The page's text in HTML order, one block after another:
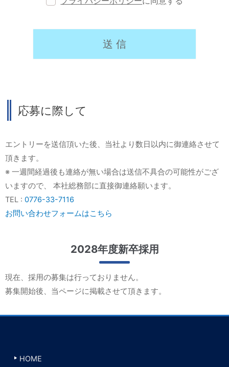
応募に際して
エントリーを送信頂いた後、当社より数日以内に御連絡させて
頂きます。
※ 一週間経過後も連絡が無い場合は送信不具合の可能性がござ
いますので、 本社総務部に直接御連絡願います。
TEL : 0776-33-7116
お問い合わせフォームはこちら
2028年度新卒採用
現在、採用の募集は行っておりません。
募集開始後、当ページに掲載させて頂きます。
HOME